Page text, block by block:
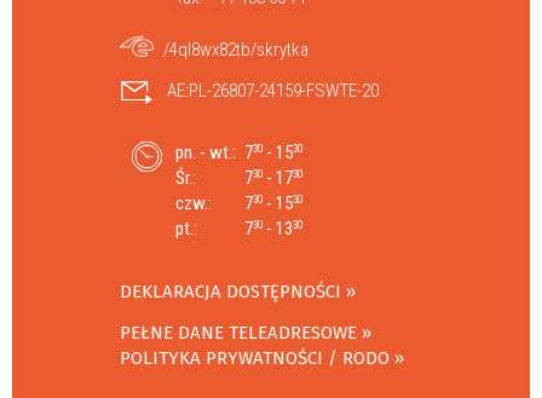
/4ql8wx82tb/skrytka
AE:PL-26807-24159-FSWTE-20
pn. - wt.: 730 - 1530
Śr.: 730 - 1730
czw.: 730 - 1530
pt.: 730 - 1330
DEKLARACJA DOSTĘPNOŚCI
PEŁNE DANE TELEADRESOWE
POLITYKA PRYWATNOŚCI / RODO